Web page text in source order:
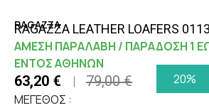
RAGAZZA
RAGAZZA LEATHER LOAFERS
ΑΜΕΣΗ ΠΑΡΑΛΑΒΗ / ΠΑΡΑΔΟΣΗ 1
ΕΝΤΟΣ ΑΘΗΝΩΝ
63,20 € 79,00 €
20%
ΜΕΓΕΘΟΣ :